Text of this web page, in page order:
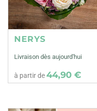
NERYS
Livraison dès aujourd'hui
à partir de44,90 €